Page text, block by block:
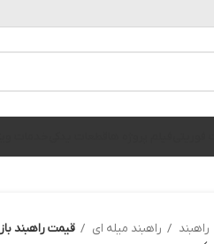
راهبند راهبند میله ای قیمت راهبند